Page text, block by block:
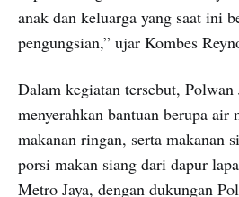
anak dan keluarga yang saat ini
pengungsian,” ujar Kombes
Dalam kegiatan tersebut, Polwan
menyerahkan bantuan berupa air
makanan ringan, serta makanan
porsi makan siang dari dapur
Metro Jaya, dengan dukungan